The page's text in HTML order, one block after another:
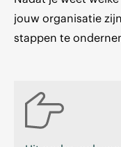
jouw organisatie
stappen te